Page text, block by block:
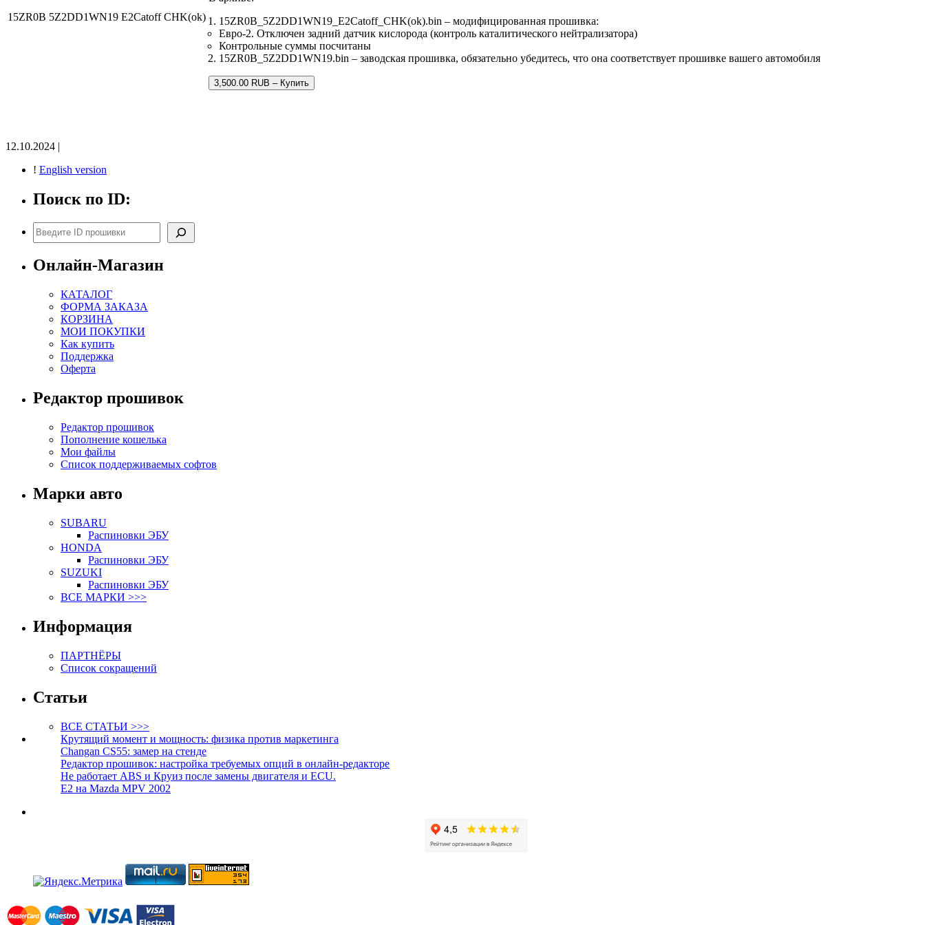
15ZR0B 5Z2DD1WN19 E2Catoff CHK(ok)
15ZR0B_5Z2DD1WN19_E2Catoff_CHK(ok).bin – модифицированная прошивка:
Евро-2. Отключен задний датчик кислорода (контроль каталитического нейтрализатора)
Контрольные суммы посчитаны
15ZR0B_5Z2DD1WN19.bin – заводская прошивка, обязательно убедитесь, что она соответствует прошивке вашего автомобиля
3,500.00 RUB – Купить
12.10.2024 |
! English version
Поиск по ID:
Поиск
Онлайн-Магазин
КАТАЛОГ
ФОРМА ЗАКАЗА
КОРЗИНА
МОИ ПОКУПКИ
Как купить
Поддержка
Оферта
Редактор прошивок
Редактор прошивок
Пополнение кошелька
Мои файлы
Список поддерживаемых софтов
Марки авто
SUBARU
Распиновки ЭБУ
HONDA
Распиновки ЭБУ
SUZUKI
Распиновки ЭБУ
ВСЕ МАРКИ >>>
Информация
ПАРТНЁРЫ
Список сокращений
Статьи
ВСЕ СТАТЬИ >>>
Крутящий момент и мощность: физика против маркетинга
Changan CS55: замер на стенде
Редактор прошивок: настройка требуемых опций в онлайн-редакторе
Не работает ABS и Круиз после замены двигателя и ECU.
E2 на Mazda MPV 2002